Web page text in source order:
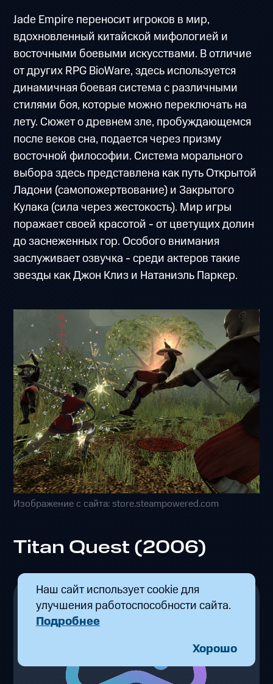
Наш сайт использует cookie для
улучшения работоспособности сайта.
Подробнее
Хорошо
Jade Empire переносит игроков в мир,
вдохновленный китайской мифологией и
восточными боевыми искусствами. В отличие
от других RPG BioWare, здесь используется
динамичная боевая система с различными
стилями боя, которые можно переключать на
лету. Сюжет о древнем зле, пробуждающемся
после веков сна, подается через призму
восточной философии. Система морального
выбора здесь представлена как путь Открытой
Ладони (самопожертвование) и Закрытого
Кулака (сила через жестокость). Мир игры
поражает своей красотой - от цветущих долин
до заснеженных гор. Особого внимания
заслуживает озвучка - среди актеров такие
звезды как Джон Клиз и Натаниэль Паркер.
Изображение с сайта: store.steampowered.com
Titan Quest (2006)